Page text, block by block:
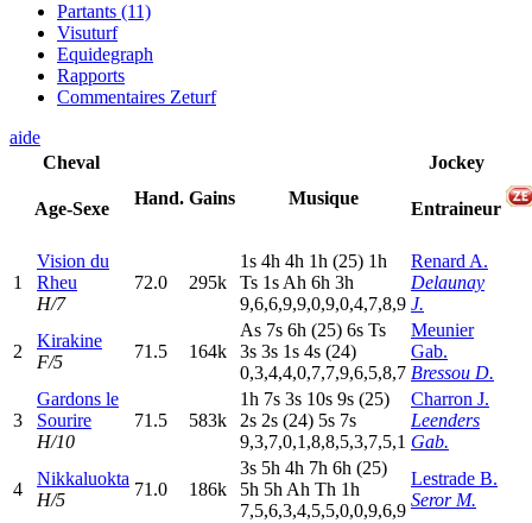
Partants (11)
Visuturf
Equidegraph
Rapports
Commentaires Zeturf
aide
Cheval
Age-Sexe
Hand. Gains Musique
Jockey
Entraineur
1
Vision du
Rheu
H/7
72.0 295k
1s 4h 4h 1h (25) 1h
Ts 1s Ah 6h 3h
9,6,6,9,9,0,9,0,4,7,8,9
Renard A.
Delaunay
J.
2
Kirakine
F/5
71.5 164k
As 7s 6h (25) 6s Ts
3s 3s 1s 4s (24)
0,3,4,4,0,7,7,9,6,5,8,7
Meunier
Gab.
Bressou D.
3
Gardons le
Sourire
H/10
71.5 583k
1h 7s 3s 10s 9s (25)
2s 2s (24) 5s 7s
9,3,7,0,1,8,8,5,3,7,5,1
Charron J.
Leenders
Gab.
4
Nikkaluokta
H/5
71.0 186k
3s 5h 4h 7h 6h (25)
5h 5h Ah Th 1h
7,5,6,3,4,5,5,0,0,9,6,9
Lestrade B.
Seror M.